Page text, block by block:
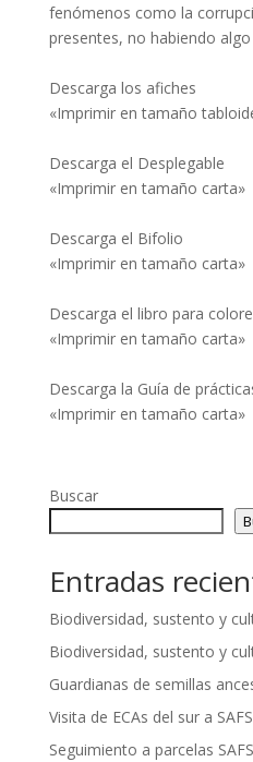
fenómenos como la
presentes, no habiendo
Descarga los afiches
«Imprimir en tamaño
Descarga el Desplegable
«Imprimir en tamaño carta»
Descarga el Bifolio
«Imprimir en tamaño carta»
Descarga el libro para
«Imprimir en tamaño carta»
Descarga la Guía de
«Imprimir en tamaño carta»
Buscar
Entradas
Biodiversidad, sustento y
Biodiversidad, sustento y
Guardianas de semillas
Visita de ECAs del sur a
Seguimiento a parcelas SAFS